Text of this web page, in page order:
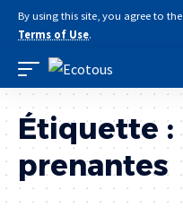
By using this site, you agree to the
Terms of Use.
Étiquette :
prenantes